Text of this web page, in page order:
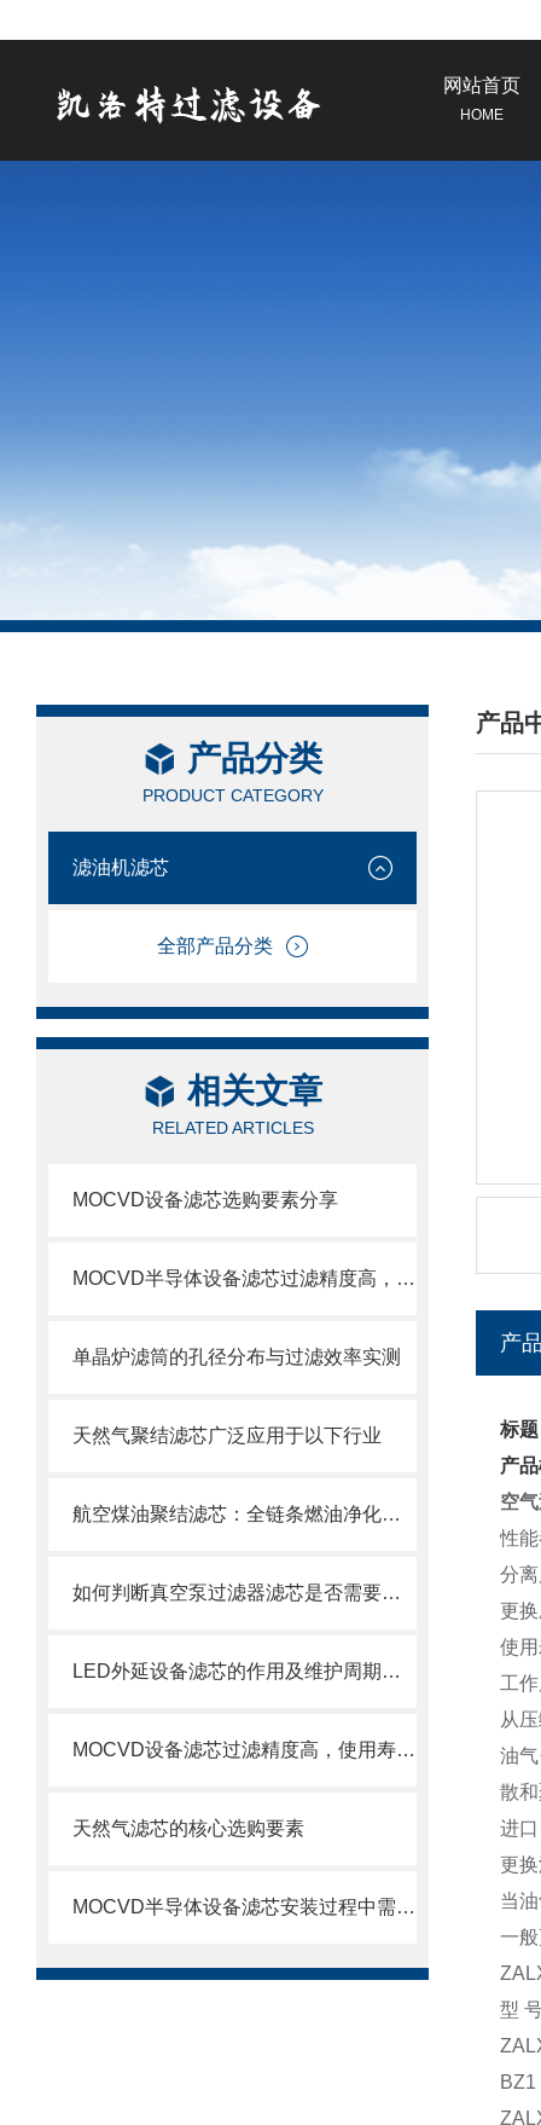
网站首页
HOME
产品分类
PRODUCT CATEGORY
滤油机滤芯
全部产品分类
相关文章
RELATED ARTICLES
MOCVD设备滤芯选购要素分享
MOCVD半导体设备滤芯过滤精度高，使用寿命长
单晶炉滤筒的孔径分布与过滤效率实测
天然气聚结滤芯广泛应用于以下行业
航空煤油聚结滤芯：全链条燃油净化的关键配套
如何判断真空泵过滤器滤芯是否需要更换？
LED外延设备滤芯的作用及维护周期科普
MOCVD设备滤芯过滤精度高，使用寿命长
天然气滤芯的核心选购要素
MOCVD半导体设备滤芯安装过程中需要注意的几个关键步骤
产品
/
产
标
产
空
性
分
更
使
工
从
油
散
进
更
当
一
型
BZ1